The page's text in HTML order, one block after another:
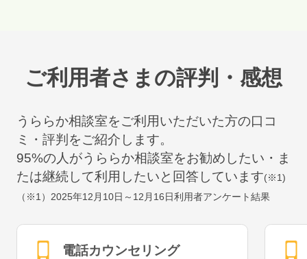
ご利用者さまの評判・感想
うららか相談室をご利用いただいた方の口コ
ミ・評判をご紹介します。
95%の人がうららか相談室をお勧めしたい・ま
たは継続して利用したいと回答しています(※1)
（※1） 2025年12月10日～12月16日利用者アンケート結果
電話カウンセリング